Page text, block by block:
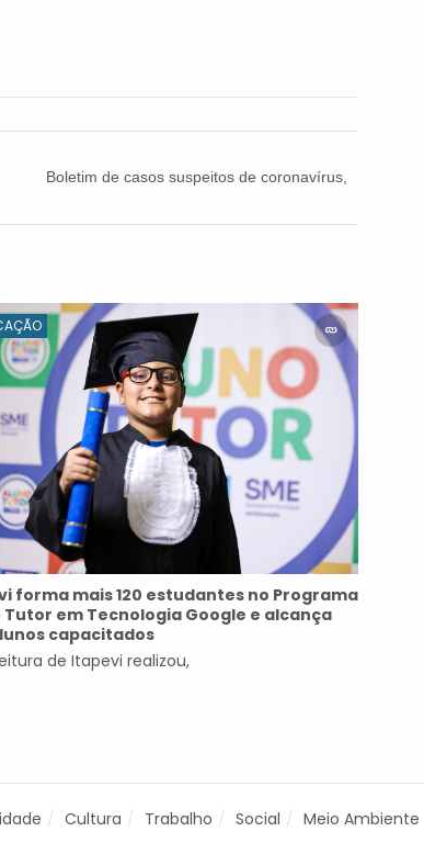
Boletim de casos suspeitos de coronavírus,
forma mais 120 estudantes no Programa
Tutor em Tecnologia Google e alcança
capacitados
de Itapevi realizou,
Cultura Trabalho Social Meio Ambiente